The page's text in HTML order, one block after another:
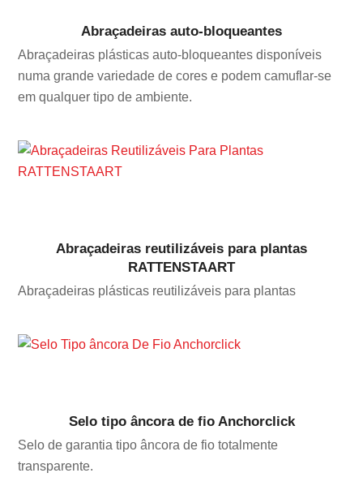
Abraçadeiras auto-bloqueantes
Abraçadeiras plásticas auto-bloqueantes disponíveis
numa grande variedade de cores e podem camuflar-se
em qualquer tipo de ambiente.
Abraçadeiras reutilizáveis para plantas
RATTENSTAART
Abraçadeiras plásticas reutilizáveis para plantas
Selo tipo âncora de fio Anchorclick
Selo de garantia tipo âncora de fio totalmente
transparente.